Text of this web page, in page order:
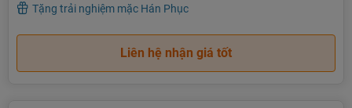
Tặng trải nghiệm mặc Hán Phục
Liên hệ nhận giá tốt